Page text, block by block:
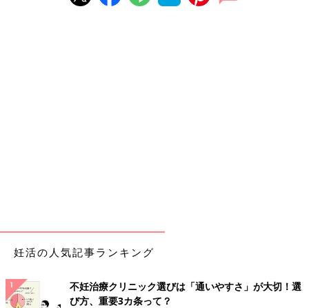
妊活の人気記事ランキング
不妊治療クリニック選びは「通いやすさ」が大切！選
び方、重要3カ条って？